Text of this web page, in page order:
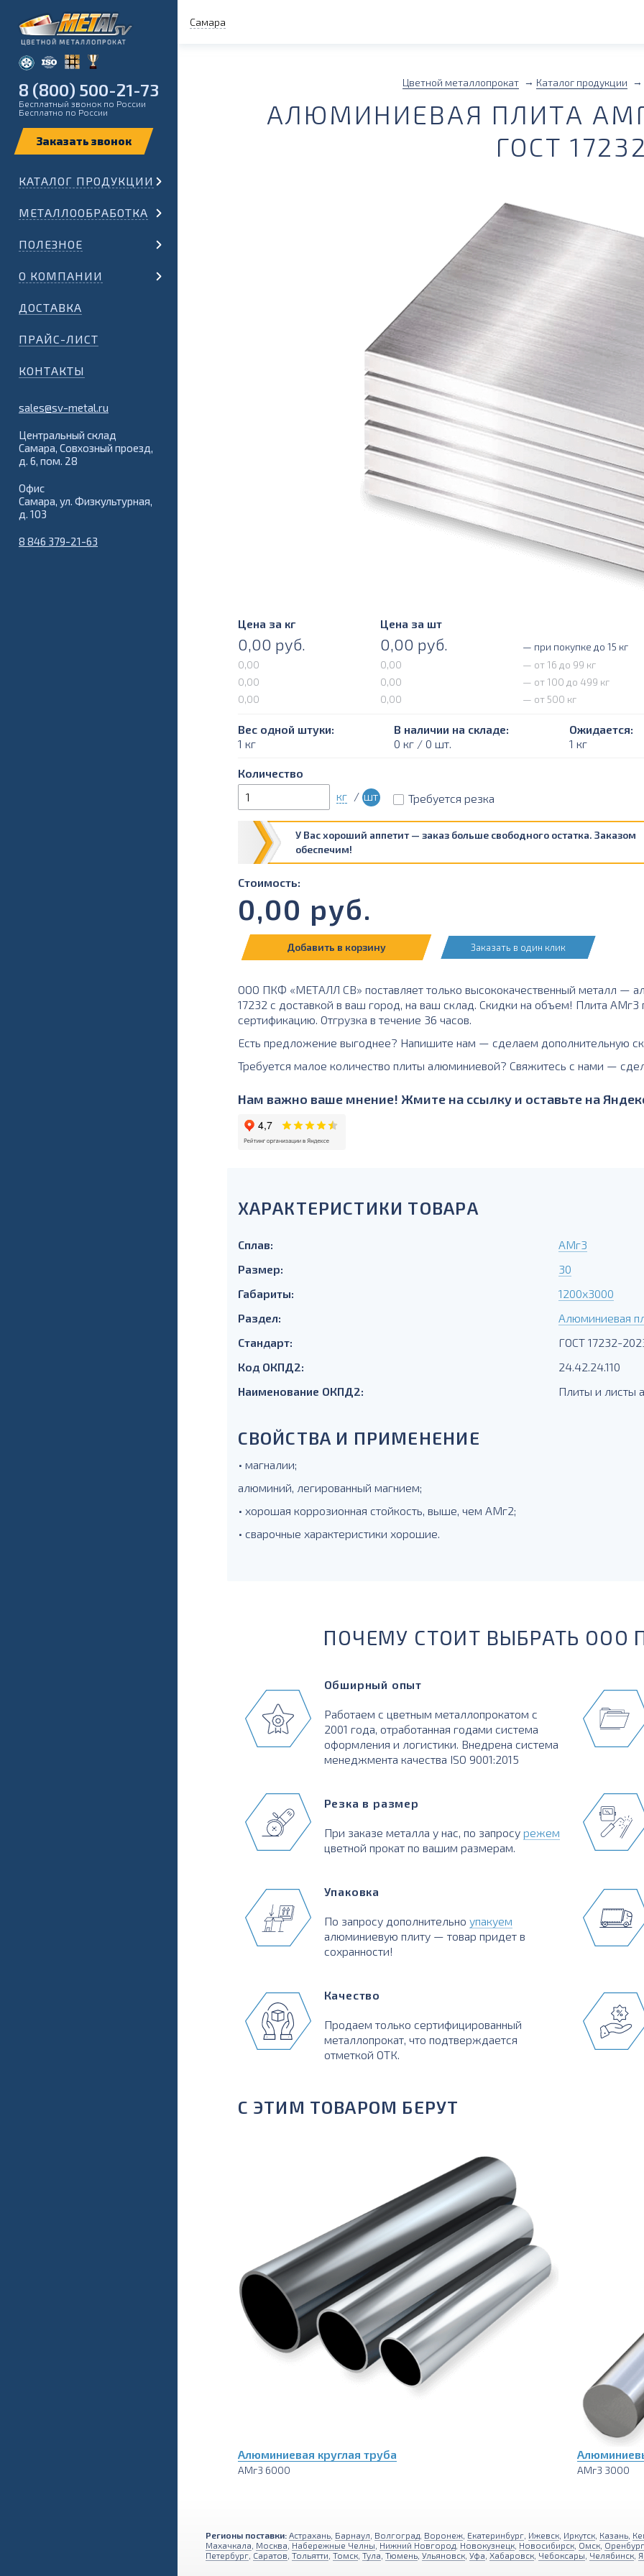
Самара
8 (800) 500-21-73
Бесплатный звонок по России
Бесплатно по России
КАТАЛОГ ПРОДУКЦИИ
МЕТАЛЛООБРАБОТКА
ПОЛЕЗНОЕ
О КОМПАНИИ
ДОСТАВКА
ПРАЙС-ЛИСТ
КОНТАКТЫ
sales@sv-metal.ru
Центральный склад
Самара, Совхозный проезд,
д. 6, пом. 28
Офис
Самара, ул. Физкультурная,
д. 103
8 846 379-21-63
Цветной металлопрокат Каталог продукции
АЛЮМИНИЕВАЯ ПЛИТА
ГОСТ 17232
Цена за кг Цена за шт
0,00 руб. 0,00 руб.
— при покупке до 15 кг
0,00
0,00
— от 16 до 99 кг
0,00
0,00
— от 100 до 499 кг
0,00
0,00 — от 500 кг
Вес одной штуки:
1 кг
В наличии на складе:
0 кг / 0 шт.
Ожидается:
1 кг
Количество
кг / шт Требуется резка
У Вас хороший аппетит — заказ больше свободного остатка. Заказом
обеспечим!
Стоимость:
0,00 руб.
Добавить в корзину Заказать в один клик
ООО ПКФ «МЕТАЛЛ СВ» поставляет только высококачественный металл —
17232 с доставкой в ваш город, на ваш склад. Скидки на объем! Плита АМг3
сертификацию. Отгрузка в течение 36 часов.
Есть предложение выгоднее? Напишите нам — сделаем дополнительную
Требуется малое количество плиты алюминиевой? Свяжитесь с нами —
Нам важно ваше мнение! Жмите на ссылку и оставьте на
ХАРАКТЕРИСТИКИ ТОВАРА
Сплав:
АМг3
Размер:
30
Габариты:
1200х3000
Раздел:
Алюминиевая
Стандарт:
ГОСТ 17232-
Код ОКПД2:
24.42.24.110
Наименование ОКПД2:
Плиты и листы
СВОЙСТВА И ПРИМЕНЕНИЕ
• магналии;
алюминий, легированный магнием;
• хорошая коррозионная стойкость, выше, чем АМг2;
• сварочные характеристики хорошие.
ПОЧЕМУ СТОИТ ВЫБРАТЬ ООО
Обширный опыт
Работаем с цветным металлопрокатом с
2001 года, отработанная годами система
оформления и логистики. Внедрена система
менеджмента качества ISO 9001:2015
Резка в размер
При заказе металла у нас, по запросу режем
цветной прокат по вашим размерам.
Упаковка
По запросу дополнительно упакуем
алюминиевую плиту — товар придет в
сохранности!
Качество
Продаем только сертифицированный
металлопрокат, что подтверждается
отметкой ОТК.
С ЭТИМ ТОВАРОМ БЕРУТ
Алюминиевая круглая труба
АМг3 6000 АМг3 3000
Регионы поставки: Астрахань Барнаул Волгоград Воронеж Екатеринбург Ижевск Иркутск Казань
Махачкала Москва Набережные Челны Нижний Новгород Новокузнецк Новосибирск Омск Оренбург
Петербург Саратов Тольятти Томск Тула Тюмень Ульяновск Уфа Хабаровск Чебоксары Челябинск